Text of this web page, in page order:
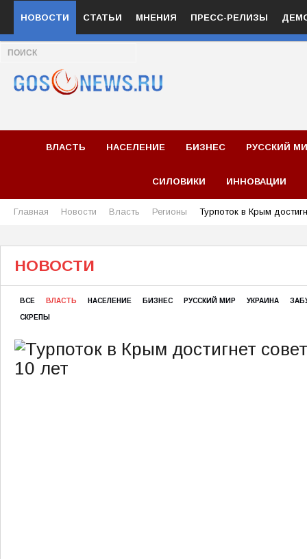
НОВОСТИ СТАТЬИ МНЕНИЯ ПРЕСС-РЕЛИЗЫ
ВЛАСТЬ НАСЕЛЕНИЕ БИЗНЕС РУССКИЙ
СИЛОВИКИ ИННОВАЦИИ
Главная Новости Власть Регионы Турпоток в Крым
НОВОСТИ
ВСЕ ВЛАСТЬ НАСЕЛЕНИЕ БИЗНЕС РУССКИЙ МИР УКРАИНА
СКРЕПЫ